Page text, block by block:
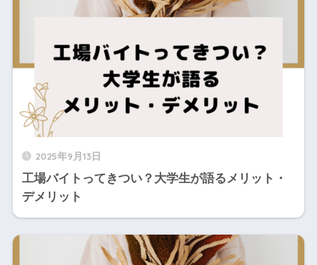
2025年9月13日
工場バイトってきつい？大学生が語るメリット・
デメリット